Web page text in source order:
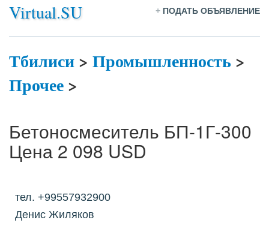
Virtual.SU + ПОДАТЬ ОБЪЯВЛЕНИЕ
Тбилиси> Промышленность >
Прочее>
Бетоносмеситель БП-1Г-300
Цена 2 098 USD
тел. +99557932900
Денис Жиляков